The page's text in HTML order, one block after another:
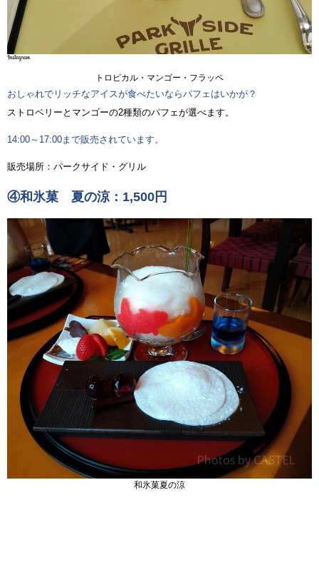
トロピカル・マンゴー・フラッペ
おしゃれでリッチなアイスが食べたいならパフェはいかが？
ストロベリーとマンゴーの2種類のパフェが選べます。
14:00～17:00まで販売されています。
販売場所：パークサイド・グリル
④和氷菓 夏の涼：1,500円
和氷菓夏の涼